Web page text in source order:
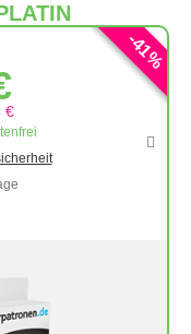
-
41
%
€